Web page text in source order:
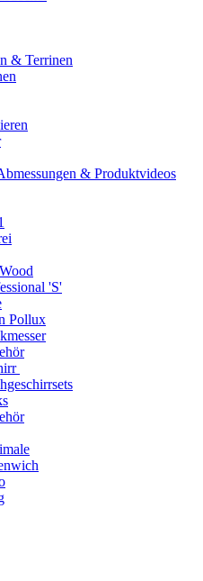
& Terrinen
& Produktvideos
'S'
Pollux